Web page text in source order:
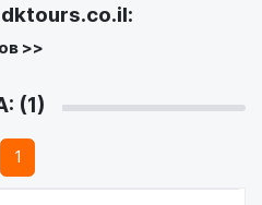
dktours.co.il:
>>
(1)
1